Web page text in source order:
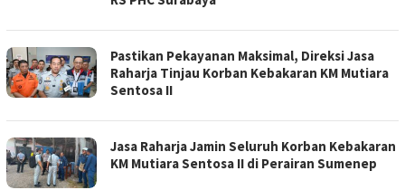
Pastikan Pekayanan Maksimal, Direksi Jasa
Raharja Tinjau Korban Kebakaran KM Mutiara
Sentosa II
Jasa Raharja Jamin Seluruh Korban Kebakaran
KM Mutiara Sentosa II di Perairan Sumenep